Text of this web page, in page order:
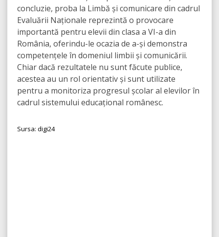
concluzie, proba la Limbă și comunicare din cadrul
Evaluării Naționale reprezintă o provocare
importantă pentru elevii din clasa a VI-a din
România, oferindu-le ocazia de a-și demonstra
competențele în domeniul limbii și comunicării.
Chiar dacă rezultatele nu sunt făcute publice,
acestea au un rol orientativ și sunt utilizate
pentru a monitoriza progresul școlar al elevilor în
cadrul sistemului educațional românesc.
Sursa: digi24